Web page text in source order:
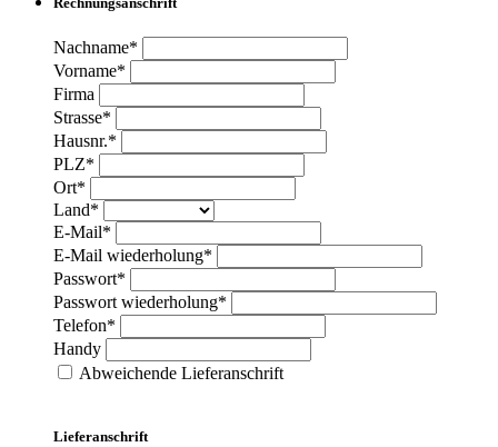
Nachname*
Vorname*
Firma
Strasse*
Hausnr.*
PLZ*
Ort*
Land*
E-Mail*
E-Mail wiederholung*
Passwort*
Passwort wiederholung*
Telefon*
Handy
Abweichende Lieferanschrift
Lieferanschrift